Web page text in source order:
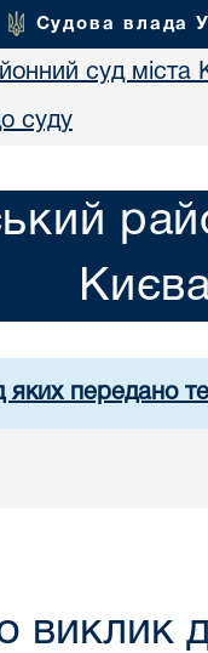
Судова влада
суд міста
суду
яких передано
виклик